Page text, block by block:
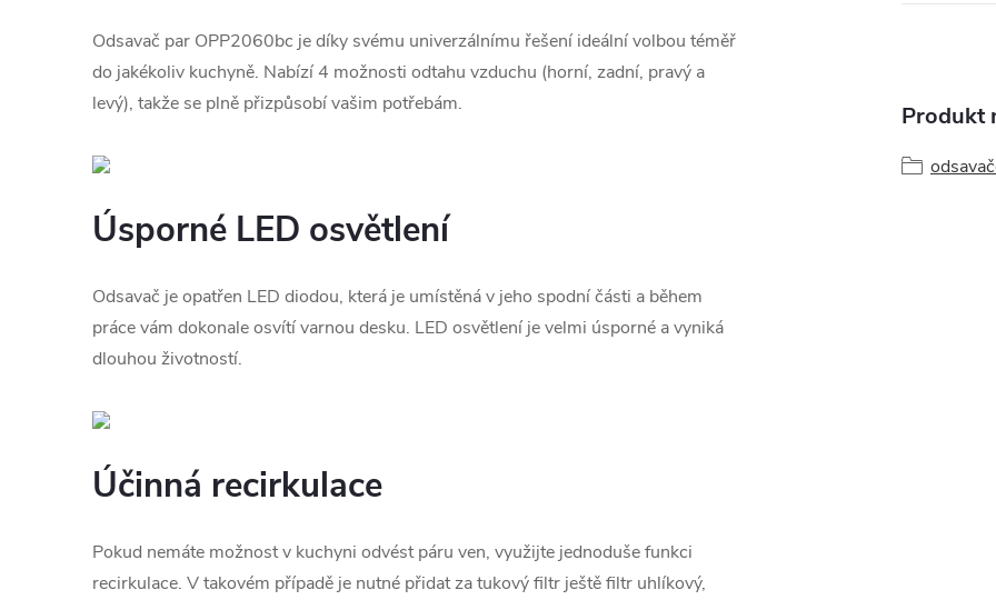
Odsavač par OPP2060bc je díky svému univerzálnímu řešení ideální volbou téměř
do jakékoliv kuchyně. Nabízí 4 možnosti odtahu vzduchu (horní, zadní, pravý a
levý), takže se plně přizpůsobí vašim potřebám.
Úsporné LED osvětlení
Odsavač je opatřen LED diodou, která je umístěná v jeho spodní části a během
práce vám dokonale osvítí varnou desku. LED osvětlení je velmi úsporné a vyniká
dlouhou životností.
Účinná recirkulace
Pokud nemáte možnost v kuchyni odvést páru ven, využijte jednoduše funkci
recirkulace. V takovém případě je nutné přidat za tukový filtr ještě filtr uhlíkový,
Produkt